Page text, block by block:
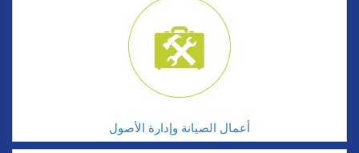
أعمال الصيانة وإدارة الأصول